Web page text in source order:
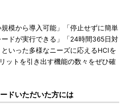
模から導入可能」「停止せずに簡単
ドが実行できる」「24時間365日対
いった多様なニーズに応えるHCIを
ットを引き出す機能の数々をぜひ確
ドいただいた方には